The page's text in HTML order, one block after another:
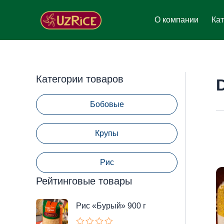
содержимому
О компании
Категории товаров
Бобовые
Крупы
Рис
Рейтинговые товары
Рис «Бурый» 900 г